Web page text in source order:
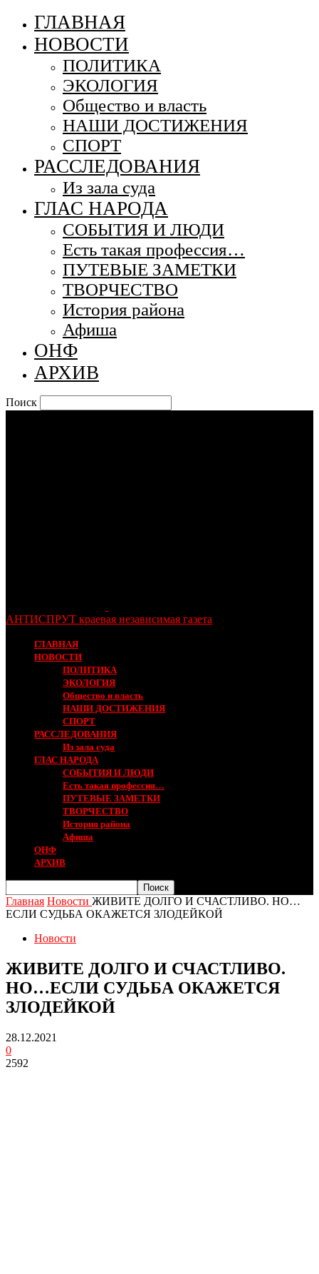
ГЛАВНАЯ
НОВОСТИ
ПОЛИТИКА
ЭКОЛОГИЯ
Общество и власть
НАШИ ДОСТИЖЕНИЯ
СПОРТ
РАССЛЕДОВАНИЯ
Из зала суда
ГЛАС НАРОДА
СОБЫТИЯ И ЛЮДИ
Есть такая профессия…
ПУТЕВЫЕ ЗАМЕТКИ
ТВОРЧЕСТВО
История района
Афиша
ОНФ
АРХИВ
Поиск
АНТИСПРУТ краевая независимая газета
ГЛАВНАЯ
НОВОСТИ
ПОЛИТИКА
ЭКОЛОГИЯ
Общество и власть
НАШИ ДОСТИЖЕНИЯ
СПОРТ
РАССЛЕДОВАНИЯ
Из зала суда
ГЛАС НАРОДА
СОБЫТИЯ И ЛЮДИ
Есть такая профессия…
ПУТЕВЫЕ ЗАМЕТКИ
ТВОРЧЕСТВО
История района
Афиша
ОНФ
АРХИВ
Главная Новости ЖИВИТЕ ДОЛГО И СЧАСТЛИВО. НО…
ЕСЛИ СУДЬБА ОКАЖЕТСЯ ЗЛОДЕЙКОЙ
Новости
ЖИВИТЕ ДОЛГО И СЧАСТЛИВО.
НО…ЕСЛИ СУДЬБА ОКАЖЕТСЯ
ЗЛОДЕЙКОЙ
28.12.2021
0
2592